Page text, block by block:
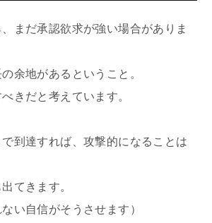
まだ承認欲求が強い場合がありま
余地があるということ。
きだと考えています。
到達すれば、攻撃的になることは
てきます。
い自信がそうさせます）